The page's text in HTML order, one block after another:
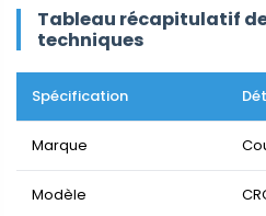
Tableau récapitulatif
techniques
Spécification
Marque
Modèle